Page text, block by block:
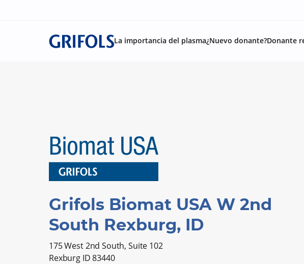
La importancia del plasma¿Nuevo donante?Donante
Grifols Biomat USA W 2nd
South Rexburg, ID
175 West 2nd South, Suite 102
Rexburg ID 83440